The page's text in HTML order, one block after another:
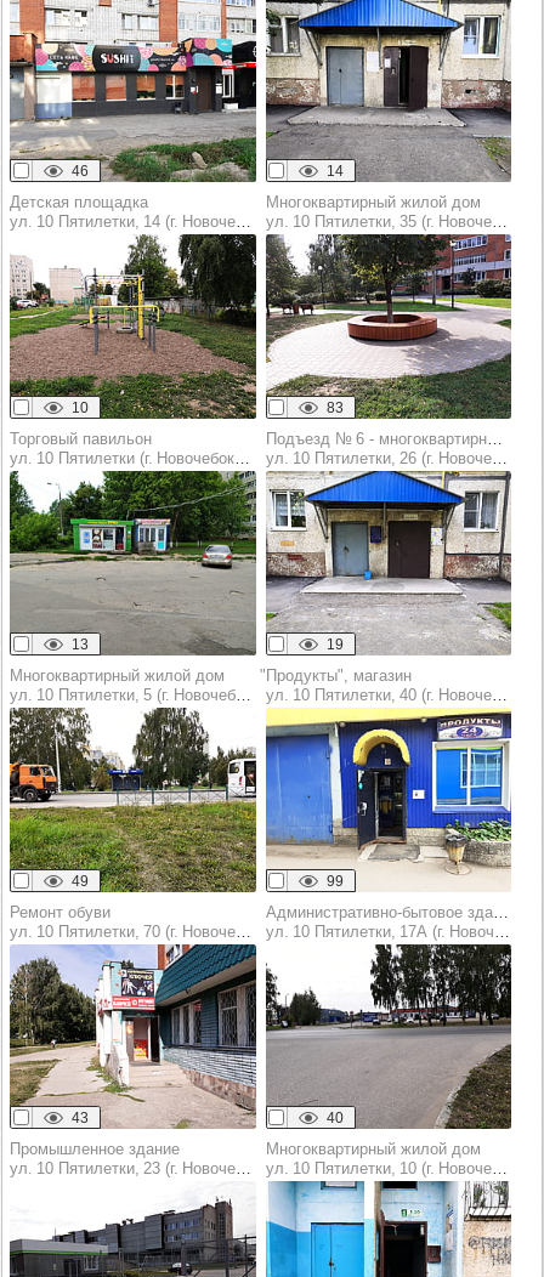
46 14
Детская площадка
ул. 10 Пятилетки, 14 (г. Новочебоксарск)
10
Многоквартирный жилой дом
ул. 10 Пятилетки, 35 (г. Новочебоксарск)
83
Торговый павильон
ул. 10 Пятилетки (г. Новочебоксарск)
13
Подъезд № 6 -​ многоквартирный жилой дом
ул. 10 Пятилетки, 26 (г. Новочебоксарск)
19
Многоквартирный жилой дом
ул. 10 Пятилетки, 5 (г. Новочебоксарск)
49
"Продукты", магазин
ул. 10 Пятилетки, 40 (г. Новочебоксарск)
99
Ремонт обуви
ул. 10 Пятилетки, 70 (г. Новочебоксарск)
43
Административно-бытовое здание
ул. 10 Пятилетки, 17А (г. Новочебоксарск)
40
Промышленное здание
ул. 10 Пятилетки, 23 (г. Новочебоксарск)
Многоквартирный жилой дом
ул. 10 Пятилетки, 10 (г. Новочебоксарск)